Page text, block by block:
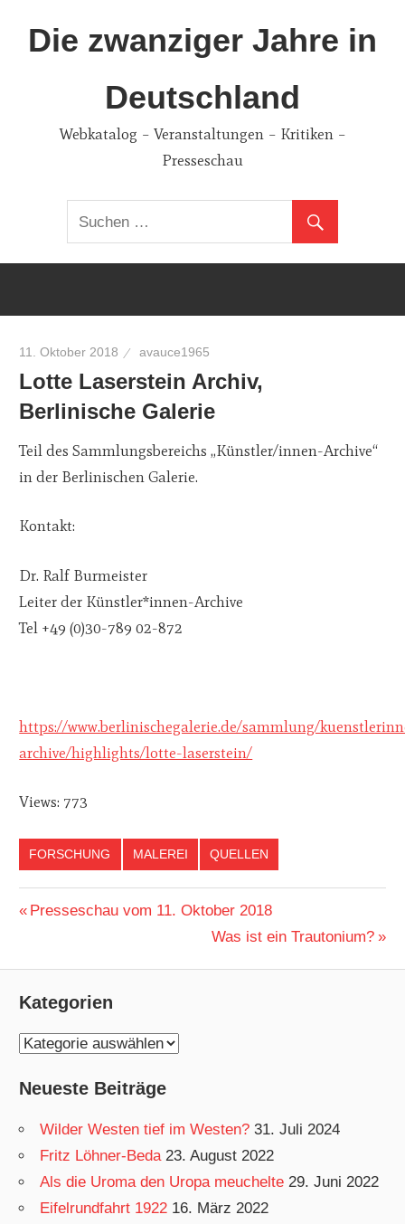
Die zwanziger Jahre in
Deutschland
Webkatalog – Veranstaltungen – Kritiken –
Presseschau
11. Oktober 2018 avauce1965
Lotte Laserstein Archiv,
Berlinische Galerie
Teil des Sammlungsbereichs „Künstler/innen-Archive“
in der Berlinischen Galerie.
Kontakt:
Dr. Ralf Burmeister
Leiter der Künstler*innen-Archive
Tel +49 (0)30-789 02-872
https://www.berlinischegalerie.de/sammlung/
archive/highlights/lotte-laserstein/
Views: 773
FORSCHUNG MALEREI QUELLEN
Beitragsnavigation
Vorheriger
Presseschau vom 11. Oktober 2018
Nächster
Was ist ein Trautonium?
Kategorien
K
tNeueste Beiträge
Wilder Westen tief im Westen? 31. Juli 2024
Fritz Löhner-Beda 23. August 2022
Als die Uroma den Uropa meuchelte 29. Juni 2022
Eifelrundfahrt 1922 16. März 2022